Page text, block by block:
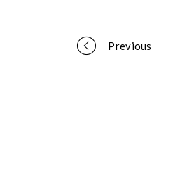
Portfolio
Previous